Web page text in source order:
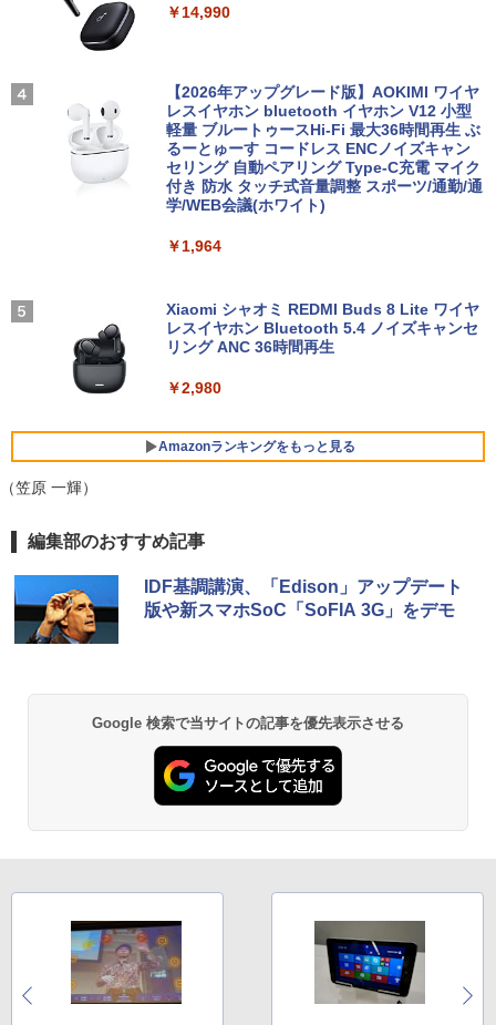
U938 第7世代 Core i5 Windows11 Pro
￥12,980
8月5日限定10倍＆抽選10000P！｜2021
年モデル！高性能ノートパソコン Windo
代Celeron 6305U最大メモリ32GB 秒速
Microsoftoffice2024可 送料無料 WIFI
￥15,120
5
マイクロソフト 法人向け Surface Pro 1
2 インチ キーボード ストーン グレー EP
2-32891
B / 2.5" SSD 240GB / Windows 11 / WP
S Office 2 / DVD-RW
￥16,980
代 Corei3/i5-8500T メモリ最大16GB SS
o 中古パソコンデスクトップパソコン ミ
ニPC デル 中古パソコンデスクトップPC
FUJITSU/富士通 ESPRIMO D7010/E【G
TX1650/Intel Core i5-10500/8GB(DDR
ルHD）16:9 IPSパネル 非光沢 ノングレ
￥6,500
モバイルモニター 15.6インチ InnoView
モバイルディスプレイ 自立型 1920*1080
FHD ポータブルモニター IPS液晶パネル
h/PS3/PS4/PS5/Xbox One/PC/スマホ/U
￥8,980
ッチ選択】 モバイルモニター 15.6インチ
ノングレア 非光沢 1080PフルHD コスパ
高画質 デュアルモニター サブモニター
ー [ ジェフリー・ブラウン ]
￥1,870
不由美 ]
￥14,990
【2026年アップグレード版】AOKIMI ワイヤ
レスイヤホン bluetooth イヤホン V12 小型
軽量 ブルートゥースHi-Fi 最大36時間再生 ぶ
るーとゅーす コードレス ENCノイズキャン
セリング 自動ペアリング Type-C充電 マイク
付き 防水 タッチ式音量調整 スポーツ/通勤/通
学/WEB会議(ホワイト)
￥1,964
Xiaomi シャオミ REDMI Buds 8 Lite ワイヤ
レスイヤホン Bluetooth 5.4 ノイズキャンセ
リング ANC 36時間再生
￥2,980
Amazonランキングをもっと見る
BRUCE WAYNE feat. Flo Milli, ATL Jacob
[Explicit]
￥250
[Explicit]
On My Road (Stadium ver.)
￥250
【Amazon.co.jp限定】 い・ろ・は・す 2L P
ET ラベルレス ×8本
￥1,001
富士山の天然水 バナジウム含有 水 ミネラル
ウォーター ペットボトル 静岡県産 500ミリリ
ットル (Smart Basic)
￥1,380
by Amazon 炭酸水 ラベルレス 500ml ×24本
強炭酸水 ペットボトル 500ミリリットル (Sm
薬屋のひとりごと 17巻 (デジタル版ビッグガ
ンガンコミックス)
￥770
エース)
コミックスDIGITAL)
スーパーの裏でヤニ吸うふたり 9巻 (デジタル
版ビッグガンガンコミックス)
（笠原 一輝）
編集部のおすすめ記事
IDF基調講演、「Edison」アップデート
版や新スマホSoC「SoFIA 3G」をデモ
Google 検索で当サイトの記事を優先表示させる